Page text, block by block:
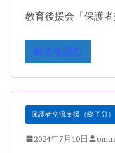
教育後援会「保護
続きを読む
保護者交流支援（終了分）
2024年7月10日